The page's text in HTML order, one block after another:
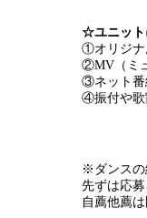
☆ユニット
①オリジナ
②MV（ミ
③ネット番
④振付や歌
※ダンスの
先ずは応募
自薦他薦